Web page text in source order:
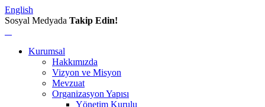
English
Sosyal Medyada Takip Edin!
Kurumsal
Hakkımızda
Vizyon ve Misyon
Mevzuat
Organizasyon Yapısı
Yönetim Kurulu